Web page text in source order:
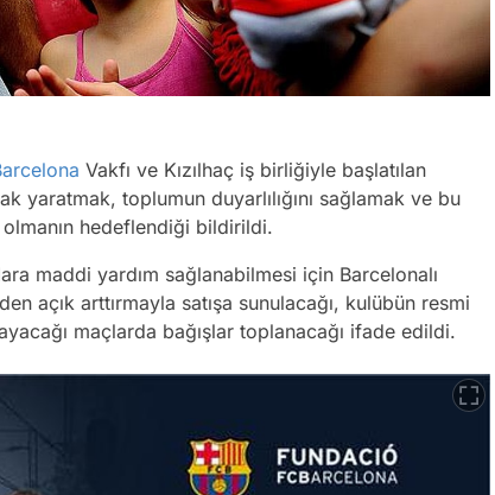
Vakfı ve Kızılhaç iş birliğiyle başlatılan
yaratmak, toplumun duyarlılığını sağlamak ve bu
hedeflendiği bildirildi.
maddi yardım sağlanabilmesi için Barcelonalı
açık arttırmayla satışa sunulacağı, kulübün resmi
maçlarda bağışlar toplanacağı ifade edildi.